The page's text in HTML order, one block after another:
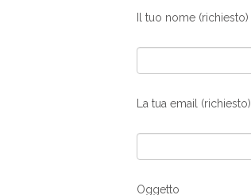
Il tuo nome (richiesto)
La tua email (richiesto)
Oggetto